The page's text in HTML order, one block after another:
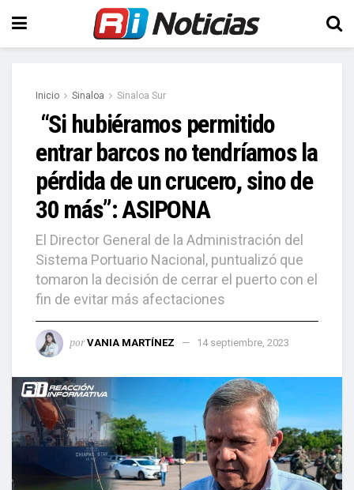
Inicio Sinaloa Sinaloa Sur
“Si hubiéramos permitido
entrar barcos no tendríamos la
pérdida de un crucero, sino de
30 más”: ASIPONA
El Director General de la Administración del
Sistema Portuario Nacional, puntualizó que
tomaron la decisión de cerrar el puerto con el
fin de evitar más afectaciones
por VANIA MARTÍNEZ 14 septiembre, 2023